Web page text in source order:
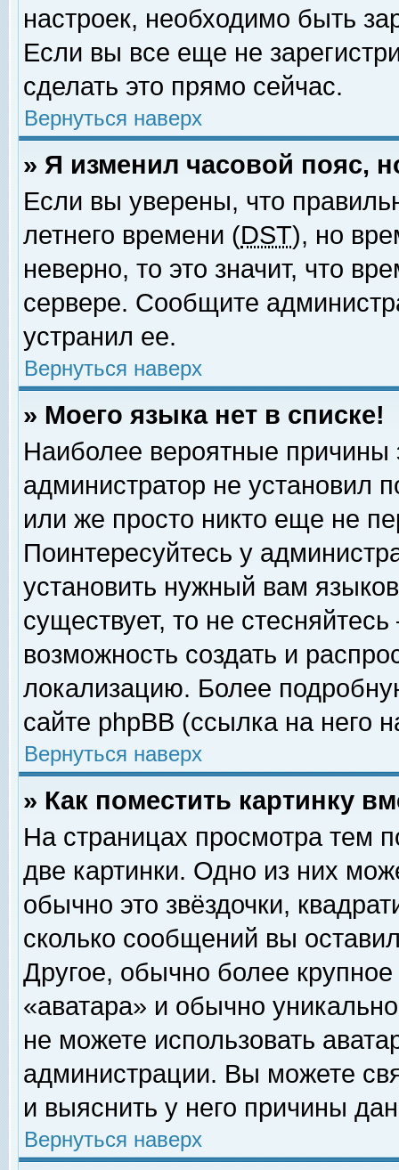
настроек, необходимо быть
Если вы все еще не
сделать это прямо сейчас.
Вернуться наверх
» Я изменил часовой пояс,
Если вы уверены, что
летнего времени (DST), но
неверно, то это значит, что
сервере. Сообщите
устранил ее.
Вернуться наверх
» Моего языка нет в списке!
Наиболее вероятные причины
администратор не установил
или же просто никто еще не
Поинтересуйтесь у
установить нужный вам
существует, то не
возможность создать и
локализацию. Более
сайте phpBB (ссылка на него
Вернуться наверх
» Как поместить картинку
На страницах просмотра тем
две картинки. Одно из них
обычно это звёздочки,
сколько сообщений вы
Другое, обычно более
«аватара» и обычно
не можете использовать
администрации. Вы можете
и выяснить у него причины
Вернуться наверх